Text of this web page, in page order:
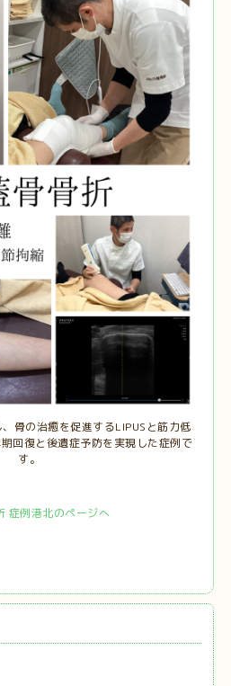
骨の治癒を促進するLIPUSと筋力低
回復と後遺症予防を実現した症例で
す。
症例港北のページへ